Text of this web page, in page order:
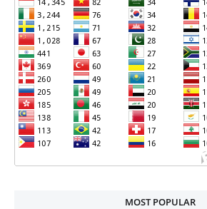
MOST POPULAR